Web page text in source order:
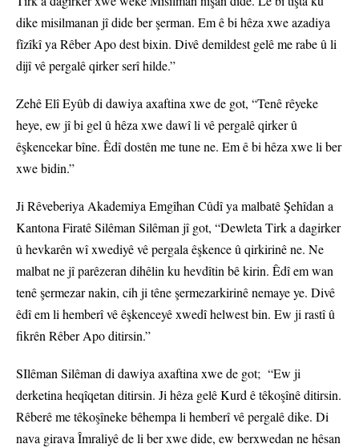
dike misilmanan jî dide ber şerman. Em ê bi hêza xwe azadiya
fîzîkî ya Rêber Apo dest bixin. Divê demildest gelê me rabe û li
dijî vê pergalê qirker serî hilde.”
Zehê Elî Eyûb di dawiya axaftina xwe de got, “Tenê rêyeke
heye, ew jî bi gel û hêza xwe dawî li vê pergalê qirker û
êşkencekar bîne. Êdî dostên me tune ne. Em ê bi hêza xwe li ber
xwe bidin.”
Ji Rêveberiya Akademiya Emgîhan Cûdî ya malbatê Şehîdan a
Kantona Firatê Silêman Silêman jî got, “Dewleta Tirk a dagirker
û hevkarên wî xwediyê vê pergala êşkence û qirkirinê ne. Ne
malbat ne jî parêzeran dihêlin ku hevdîtin bê kirin. Êdî em wan
tenê şermezar nakin, cih ji têne şermezarkirinê nemaye ye. Divê
êdî em li hemberî vê êşkenceyê xwedî helwest bin. Ew ji rastî û
fikrên Rêber Apo ditirsin.”
SIlêman Silêman di dawiya axaftina xwe de got; “Ew ji
derketina heqîqetan ditirsin. Ji hêza gelê Kurd ê têkoşînê ditirsin.
Rêberê me têkoşîneke bêhempa li hemberî vê pergalê dike. Di
nava girava Îmraliyê de li ber xwe dide, ew berxwedan ne hêsan